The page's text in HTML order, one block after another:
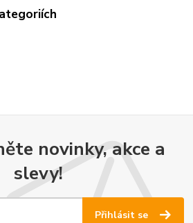
novinky, akce a
slevy!
Přihlásit se